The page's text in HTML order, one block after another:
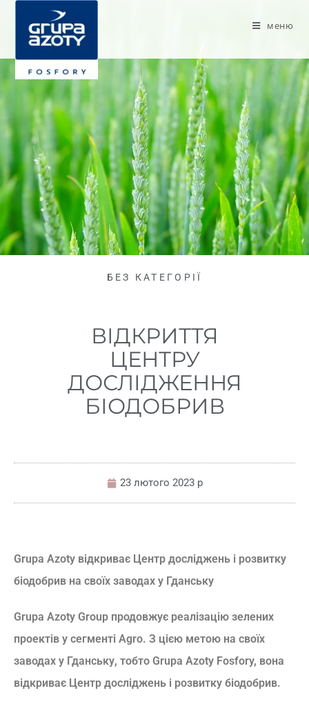
меню
БЕЗ КАТЕГОРІЇ
ВІДКРИТТЯ
ЦЕНТРУ
ДОСЛІДЖЕННЯ
БІОДОБРИВ
23 лютого 2023 р
Grupa Azoty відкриває Центр досліджень і розвитку
біодобрив на своїх заводах у Гданську
Grupa Azoty Group продовжує реалізацію зелених
проектів у сегменті Agro. З цією метою на своїх
заводах у Гданську, тобто Grupa Azoty Fosfory, вона
відкриває Центр досліджень і розвитку біодобрив.